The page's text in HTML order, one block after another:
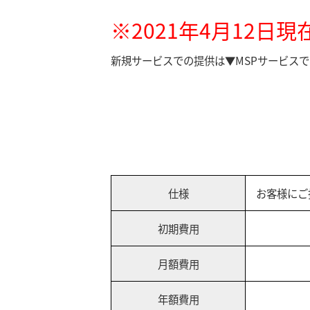
※2021年4月12日現
新規サービスでの提供は▼MSPサービス
仕様 お客様に
初期費用
月額費用
年額費用